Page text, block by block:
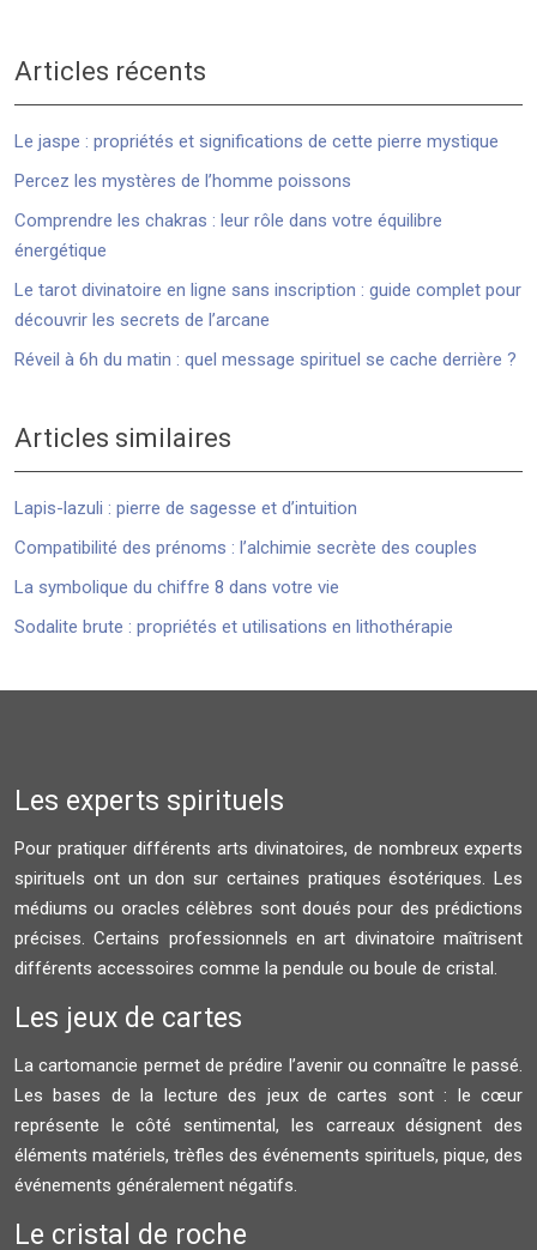
Articles récents
Le jaspe : propriétés et significations de cette pierre mystique
Percez les mystères de l’homme poissons
Comprendre les chakras : leur rôle dans votre équilibre
énergétique
Le tarot divinatoire en ligne sans inscription : guide complet pour
découvrir les secrets de l’arcane
Réveil à 6h du matin : quel message spirituel se cache derrière ?
Articles similaires
Lapis-lazuli : pierre de sagesse et d’intuition
Compatibilité des prénoms : l’alchimie secrète des couples
La symbolique du chiffre 8 dans votre vie
Sodalite brute : propriétés et utilisations en lithothérapie
Les experts spirituels
Pour pratiquer différents arts divinatoires, de nombreux experts
spirituels ont un don sur certaines pratiques ésotériques. Les
médiums ou oracles célèbres sont doués pour des prédictions
précises. Certains professionnels en art divinatoire maîtrisent
différents accessoires comme la pendule ou boule de cristal.
Les jeux de cartes
La cartomancie permet de prédire l’avenir ou connaître le passé.
Les bases de la lecture des jeux de cartes sont : le cœur
représente le côté sentimental, les carreaux désignent des
éléments matériels, trèfles des événements spirituels, pique, des
événements généralement négatifs.
Le cristal de roche